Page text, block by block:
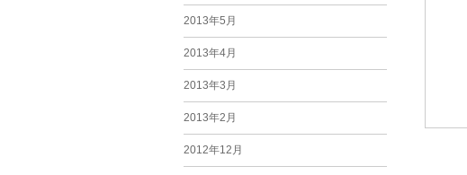
2013年5月
2013年4月
2013年3月
2013年2月
2012年12月